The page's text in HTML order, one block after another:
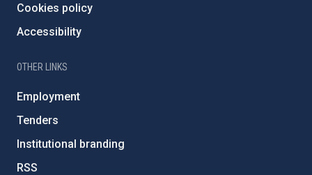
Cookies policy
Accessibility
OTHER LINKS
Employment
Tenders
Institutional branding
RSS